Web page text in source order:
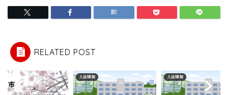
RELATED POST
入試情報 入試情報